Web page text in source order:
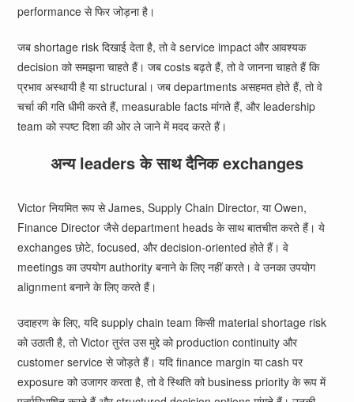
performance से फिर जोड़ना है।
जब shortage risk दिखाई देता है, तो वे service impact और आवश्यक
decision को समझना चाहते हैं। जब costs बढ़ते हैं, तो वे जानना चाहते हैं कि
प्रभाव अस्थायी है या structural। जब departments असहमत होते हैं, तो वे
चर्चा की गति धीमी करते हैं, measurable facts मांगते हैं, और leadership
team को स्पष्ट दिशा की ओर ले जाने में मदद करते हैं।
अन्य leaders के साथ दैनिक exchanges
Victor नियमित रूप से James, Supply Chain Director, या Owen,
Finance Director जैसे department heads के साथ बातचीत करते हैं। ये
exchanges छोटे, focused, और decision-oriented होते हैं। वे
meetings का उपयोग authority बनाने के लिए नहीं करते। वे उनका उपयोग
alignment बनाने के लिए करते हैं।
उदाहरण के लिए, यदि supply chain team किसी material shortage risk
को उठाती है, तो Victor तुरंत उस मुद्दे को production continuity और
customer service से जोड़ते हैं। यदि finance margin या cash पर
exposure को उजागर करता है, तो वे स्थिति को business priority के रूप में